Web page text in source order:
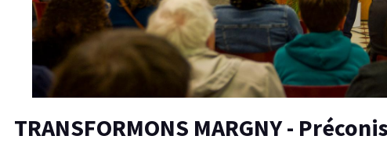
TRANSFORMONS MARGNY -